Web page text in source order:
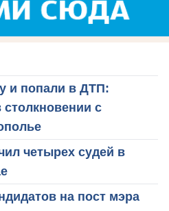
и попали в ДТП:
столкновении с
четырех судей в
на пост мэра